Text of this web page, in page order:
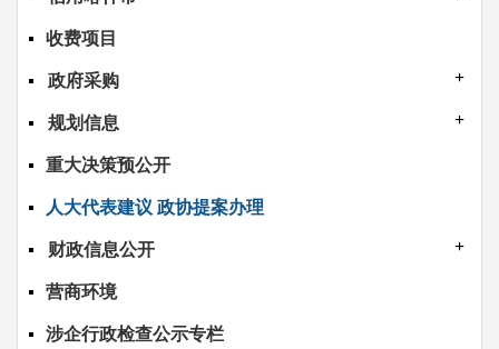
收费项目
政府采购
规划信息
重大决策预公开
人大代表建议 政协提案办理
财政信息公开
营商环境
涉企行政检查公示专栏